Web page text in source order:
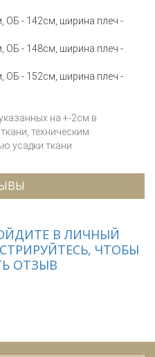
ОБ - 142см, ширина плеч -
ОБ - 148см, ширина плеч -
ОБ - 152см, ширина плеч -
на +-2см в
техническим
усадки ткани.
В ЛИЧНЫЙ
ЧТОБЫ
ОТЗЫВ